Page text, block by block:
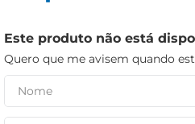
Este produto não está
Quero que me avisem quando
iogurte
papel higiênico